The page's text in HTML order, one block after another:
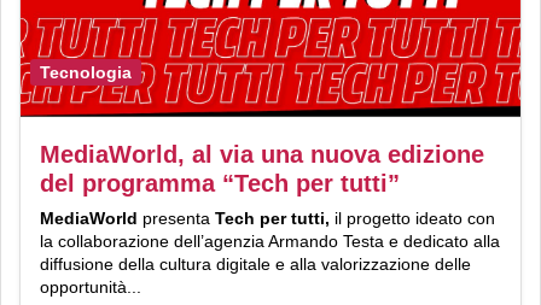
Tecnologia
MediaWorld, al via una nuova edizione
del programma “Tech per tutti”
MediaWorld presenta Tech per tutti, il progetto ideato con
la collaborazione dell’agenzia Armando Testa e dedicato alla
diffusione della cultura digitale e alla valorizzazione delle
opportunità...